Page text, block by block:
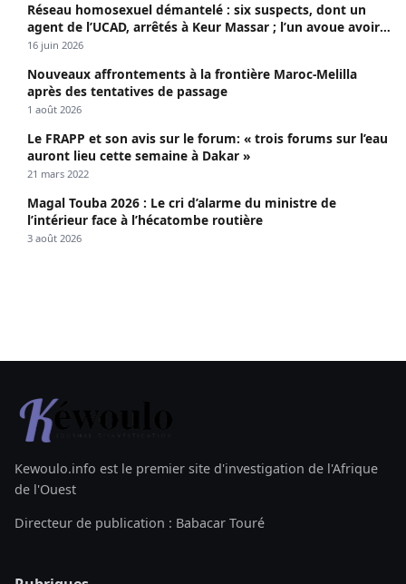
Réseau homosexuel démantelé : six suspects, dont un
agent de l’UCAD, arrêtés à Keur Massar ; l’un avoue avoir
propagé le VIH depuis 2018
16 juin 2026
Nouveaux affrontements à la frontière Maroc-Melilla
après des tentatives de passage
1 août 2026
Le FRAPP et son avis sur le forum: « trois forums sur l’eau
auront lieu cette semaine à Dakar »
21 mars 2022
Magal Touba 2026 : Le cri d’alarme du ministre de
l’intérieur face à l’hécatombe routière
3 août 2026
Kewoulo.info est le premier site d'investigation de l'Afrique
de l'Ouest
Directeur de publication : Babacar Touré